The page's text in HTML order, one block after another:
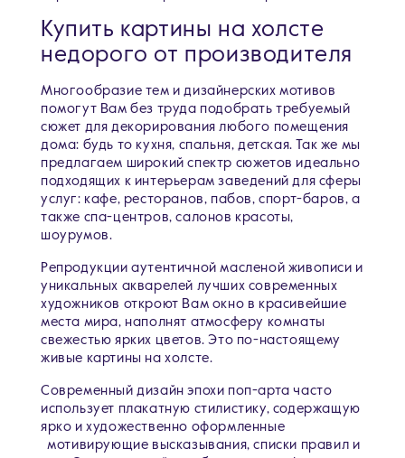
Купить картины на холсте
недорого от производителя
Многообразие тем и дизайнерских мотивов
помогут Вам без труда подобрать требуемый
сюжет для декорирования любого помещения
дома: будь то кухня, спальня, детская. Так же мы
предлагаем широкий спектр сюжетов идеально
подходящих к интерьерам заведений для сферы
услуг: кафе, ресторанов, пабов, спорт-баров, а
также спа-центров, салонов красоты,
шоурумов.
Репродукции аутентичной масленой живописи и
уникальных акварелей лучших современных
художников откроют Вам окно в красивейшие
места мира, наполнят атмосферу комнаты
свежестью ярких цветов. Это по-настоящему
живые картины на холсте.
Современный дизайн эпохи поп-арта часто
использует плакатную стилистику, содержащую
ярко и художественно оформленные
мотивирующие высказывания, списки правил и